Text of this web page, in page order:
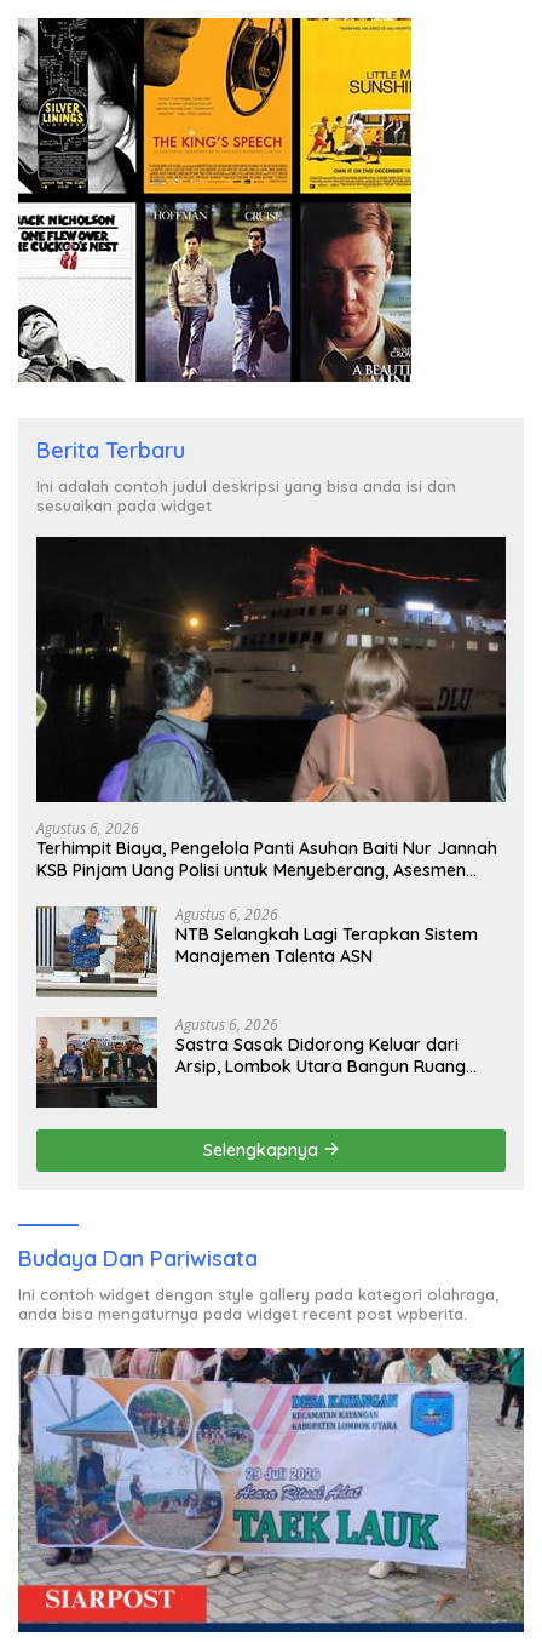
Berita Terbaru
Ini adalah contoh judul deskripsi yang bisa anda isi dan
sesuaikan pada widget
Agustus 6, 2026
Terhimpit Biaya, Pengelola Panti Asuhan Baiti Nur Jannah
KSB Pinjam Uang Polisi untuk Menyeberang, Asesmen
Agustus 6, 2026
NTB Selangkah Lagi Terapkan Sistem
Manajemen Talenta ASN
Agustus 6, 2026
Sastra Sasak Didorong Keluar dari
Arsip, Lombok Utara Bangun Ruang
Selengkapnya
Budaya Dan Pariwisata
Ini contoh widget dengan style gallery pada kategori olahraga,
anda bisa mengaturnya pada widget recent post wpberita.